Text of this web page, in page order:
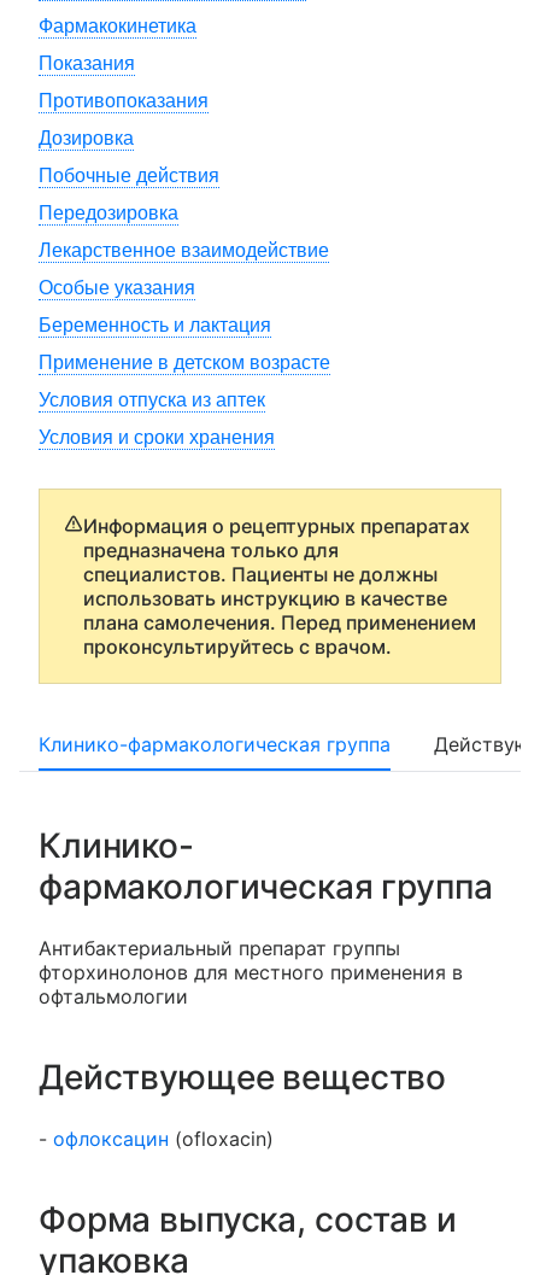
Фармакокинетика
Показания
Противопоказания
Дозировка
Побочные действия
Передозировка
Лекарственное взаимодействие
Особые указания
Беременность и лактация
Применение в детском возрасте
Условия отпуска из аптек
Условия и сроки хранения
Информация о рецептурных препаратах
предназначена только для
специалистов. Пациенты не должны
использовать инструкцию в качестве
плана самолечения. Перед применением
проконсультируйтесь с врачом.
Клинико-фармакологическая группа
Клинико-
фармакологическая группа
Антибактериальный препарат группы
фторхинолонов для местного применения в
офтальмологии
Действующее вещество
- офлоксацин (ofloxacin)
Форма выпуска, состав и
упаковка